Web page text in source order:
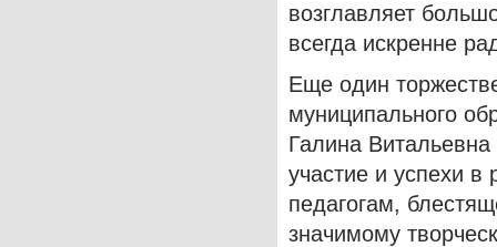
возглавляет
всегда искренне
Еще один
муниципального
Галина Витальевна
участие и успехи
педагогам,
значимому